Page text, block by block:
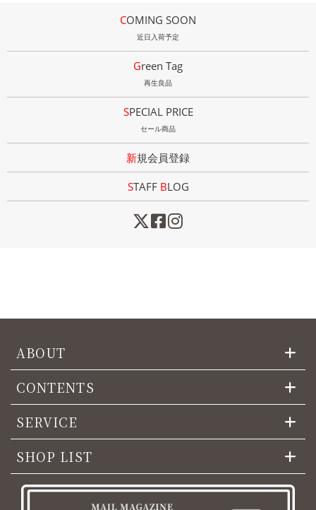
COMING SOON
近日入荷予定
Green Tag
再生良品
SPECIAL PRICE
セール商品
新規会員登録
STAFF BLOG
ABOUT
CONTENTS
SERVICE
SHOP LIST